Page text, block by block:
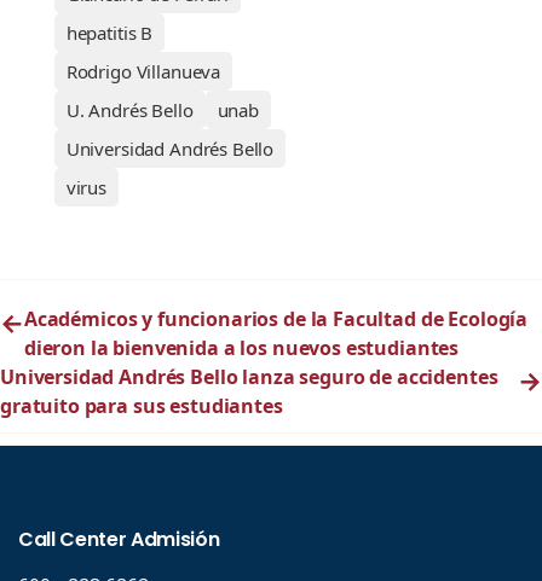
hepatitis B
Rodrigo Villanueva
U. Andrés Bello
unab
Universidad Andrés Bello
virus
←Académicos y funcionarios de la Facultad de Ecología
dieron la bienvenida a los nuevos estudiantes
Universidad Andrés Bello lanza seguro de accidentes
gratuito para sus estudiantes
→